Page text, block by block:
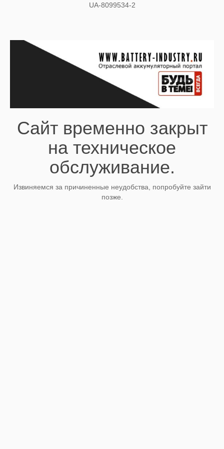
UA-8099534-2
Сайт временно закрыт
на техническое
обслуживание.
Извиняемся за причиненные неудобства, попробуйте зайти
позже.